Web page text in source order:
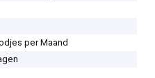
per Maand